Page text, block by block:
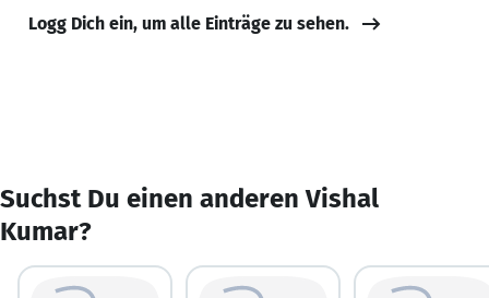
Logg Dich ein, um alle Einträge zu sehen.
Suchst Du einen anderen Vishal
Kumar?